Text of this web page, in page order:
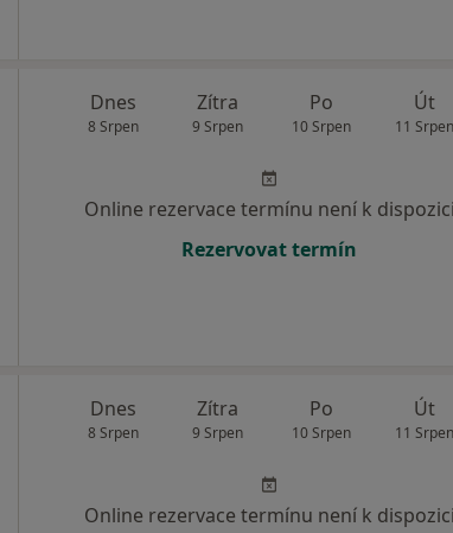
Dnes
8 Srpen
Zítra
9 Srpen
Po
10 Srpen
Út
11 Srpen
Online rezervace termínu není k dispozici
Rezervovat termín
Dnes
8 Srpen
Zítra
9 Srpen
Po
10 Srpen
Út
11 Srpen
Online rezervace termínu není k dispozici